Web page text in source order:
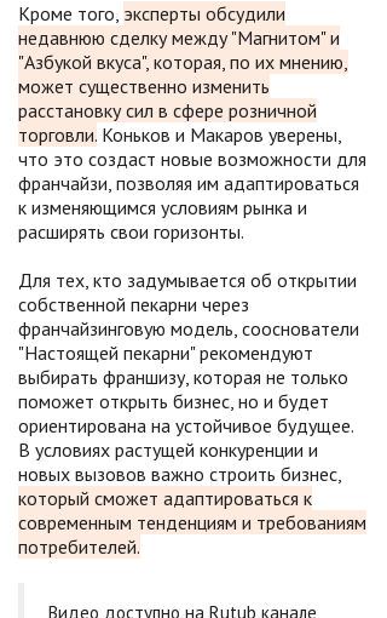
Кроме того, эксперты обсудили
недавнюю сделку между "Магнитом" и
"Азбукой вкуса", которая, по их мнению,
может существенно изменить
расстановку сил в сфере розничной
торговли. Коньков и Макаров уверены,
что это создаст новые возможности для
франчайзи, позволяя им адаптироваться
к изменяющимся условиям рынка и
расширять свои горизонты.
Для тех, кто задумывается об открытии
собственной пекарни через
франчайзинговую модель, сооснователи
"Настоящей пекарни" рекомендуют
выбирать франшизу, которая не только
поможет открыть бизнес, но и будет
ориентирована на устойчивое будущее.
В условиях растущей конкуренции и
новых вызовов важно строить бизнес,
который сможет адаптироваться к
современным тенденциям и требованиям
потребителей.
Видео доступно на Rutub канале